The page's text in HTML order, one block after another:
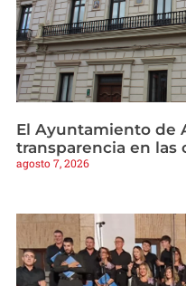
El Ayuntamiento de
transparencia en las
agosto 7, 2026